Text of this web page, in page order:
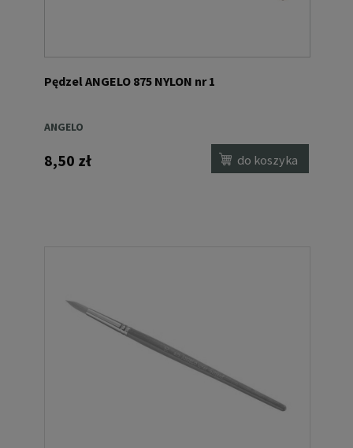
Pędzel ANGELO 875 NYLON nr 1
ANGELO
8,50 zł do koszyka